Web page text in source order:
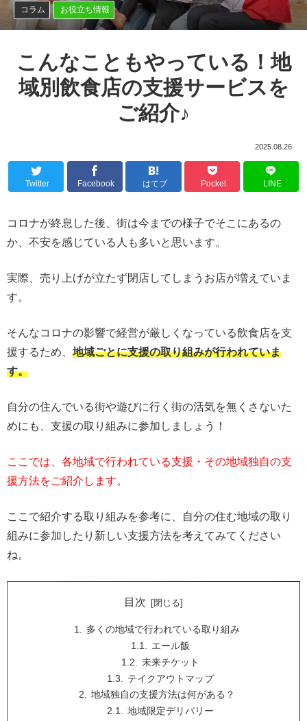
コラム お役立ち情報
こんなこともやっている！地
域別飲食店の支援サービスを
ご紹介♪
2025.08.26
Twitter Facebook はてブ Pocket LINE
コロナが終息した後、街は今までの様子でそこにあるの
か、不安を感じている人も多いと思います。
実際、売り上げが立たず閉店してしまうお店が増えていま
す。
そんなコロナの影響で経営が厳しくなっている飲食店を支
援するため、 地域ごとに支援の取り組みが行われていま
す。
自分の住んでいる街や遊びに行く街の活気を無くさないた
めにも、支援の取り組みに参加しましょう！
ここでは、各地域で行われている支援・その地域独自の支
援方法をご紹介します。
ここで紹介する取り組みを参考に、自分の住む地域の取り
組みに参加したり新しい支援方法を考えてみてください
ね。
目次
多くの地域で行われている取り組み
エール飯
未来チケット
テイクアウトマップ
地域独自の支援方法は何がある？
地域限定デリバリー